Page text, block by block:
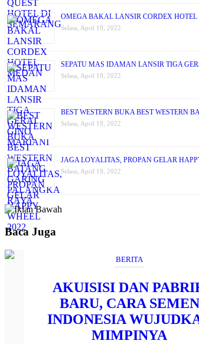
OMEGA BAKAL LANSIR CORDEX
Selasa, April 19, 2022
SEPATU MAS IDAMAN LANSIR TIGA
Selasa, April 19, 2022
BEST WESTERN BUKA BEST WESTERN
Selasa, April 19, 2022
JAGA LOYALITAS, PROPAN GELAR
Selasa, April 19, 2022
Baca Juga
BERITA
AKUISISI DAN
BARU, CARA SEMEN
INDONESIA
MIMPINYA